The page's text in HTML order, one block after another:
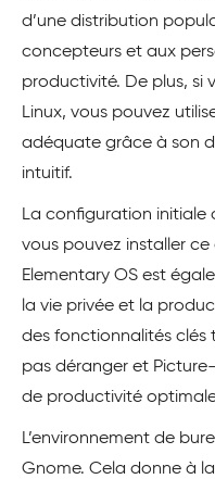
d’une distribution
concepteurs et aux
productivité. De plus, si
Linux, vous pouvez
adéquate grâce à son
intuitif.
La configuration initiale
vous pouvez installer
Elementary OS est
la vie privée et la
des fonctionnalités clés
pas déranger et
de productivité
L’environnement de
Gnome. Cela donne à